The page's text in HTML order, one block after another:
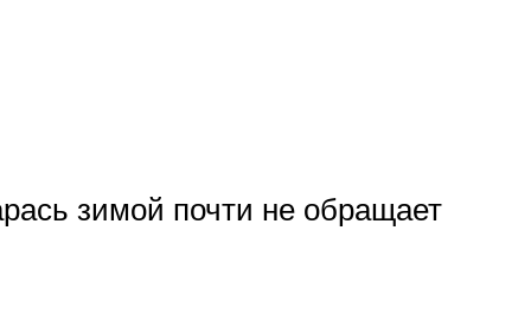
зимой почти не обращает